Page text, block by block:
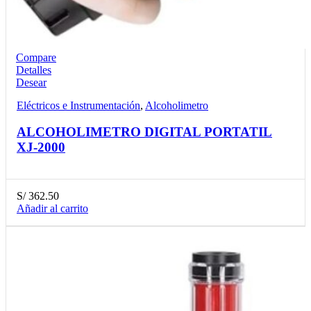
Compare
Detalles
Desear
Eléctricos e Instrumentación, Alcoholimetro
ALCOHOLIMETRO DIGITAL PORTATIL
XJ-2000
S/362.50
Añadir al carrito